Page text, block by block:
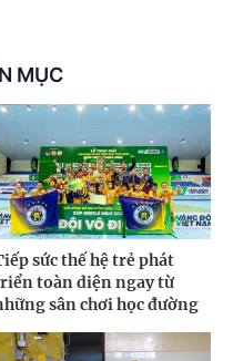
MỤC
sức thế hệ trẻ phát
toàn diện ngay từ
sân chơi học đường